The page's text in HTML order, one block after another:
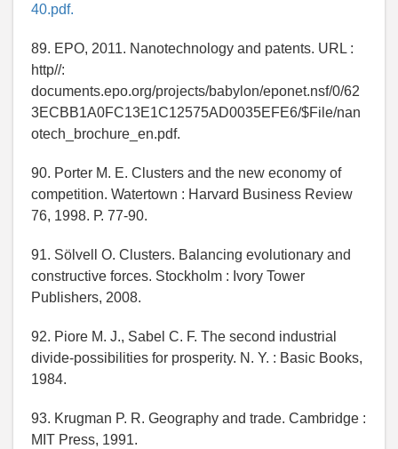
40.pdf.
89. EPO, 2011. Nanotechnology and patents. URL :
http//:
documents.epo.org/projects/babylon/eponet.nsf/0/62
3ECBB1A0FC13E1C12575AD0035EFE6/$File/nan
otech_brochure_en.pdf.
90. Porter M. E. Clusters and the new economy of
competition. Watertown : Harvard Business Review
76, 1998. Р. 77-90.
91. Sölvell O. Clusters. Balancing evolutionary and
constructive forces. Stockholm : Ivory Tower
Publishers, 2008.
92. Piore M. J., Sabel C. F. The second industrial
divide-possibilities for prosperity. N. Y. : Basic Books,
1984.
93. Krugman P. R. Geography and trade. Cambridge :
MIT Press, 1991.